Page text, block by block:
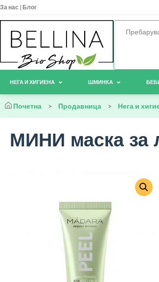
За нас | Блог
НЕГА И ХИГИЕНА ШМИНКА
Почетна > Продавница > Нега и
МИНИ маска за